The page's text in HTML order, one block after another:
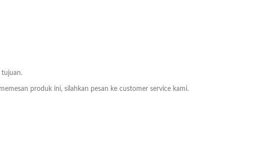
tujuan.
produk ini, silahkan pesan ke customer service kami.